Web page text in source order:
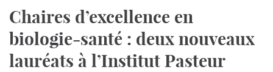
Chaires d’excellence en
biologie-santé : deux nouveaux
lauréats à l’Institut Pasteur